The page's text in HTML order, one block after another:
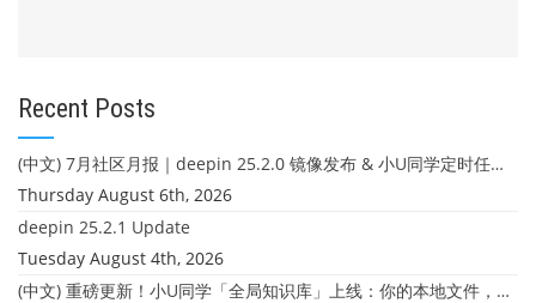
Recent Posts
(中文) 7月社区月报｜deepin 25.2.0 镜像发布 & 小U同学定时任务上线
Thursday August 6th, 2026
deepin 25.2.1 Update
Tuesday August 4th, 2026
(中文) 重磅更新！小U同学「全局知识库」上线：你的本地文件，终于"活"起来了